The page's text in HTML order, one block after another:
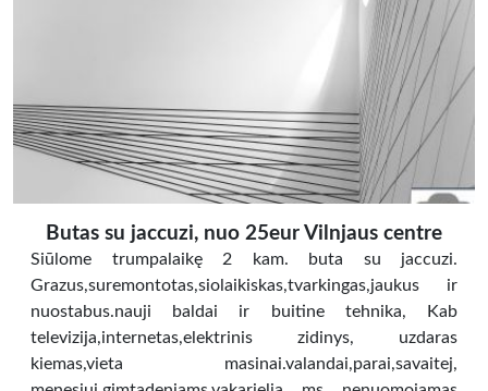
Butas su jaccuzi, nuo 25eur Vilnjaus centre
Siūlome trumpalaikę 2 kam. buta su jaccuzi.
Grazus,suremontotas,siolaikiskas,tvarkingas,jaukus ir
nuostabus.nauji baldai ir buitine tehnika, Kab
televizija,internetas,elektrinis zidinys, uzdaras
kiemas,vieta masinai.valandai,parai,savaitej,